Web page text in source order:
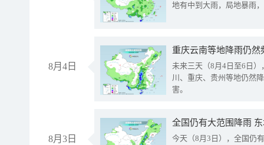
地有中到大雨，局地暴雨
8月4日
重庆云南等地降雨仍然
未来三天（8月4日至6日
川、重庆、贵州等地仍然
害。
8月3日
全国仍有大范围降雨
今天（8月3日），全国仍